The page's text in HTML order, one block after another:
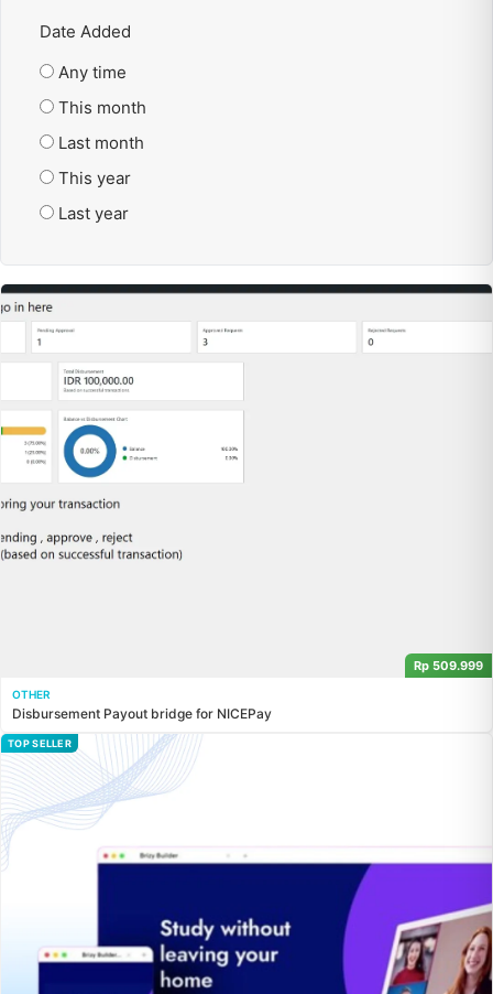
Date Added
Any time
This month
Last month
This year
Last year
Rp 509.999
OTHER
Disbursement Payout bridge for NICEPay
TOP SELLER